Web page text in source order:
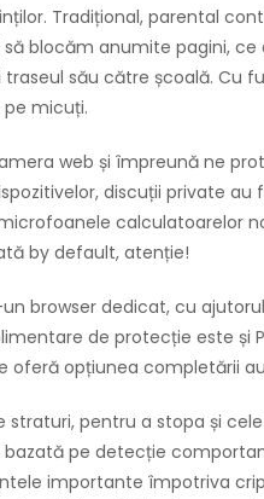
Tradițional, parental
blocăm anumite pagini,
său către școală. Cu
micuți.
web și împreună ne
discuții private au
calculatoarelor
by default, atenție!
browser dedicat, cu
de protecție este și
oferă opțiunea completării
pentru a stopa și
pe detecție
importante împotriva